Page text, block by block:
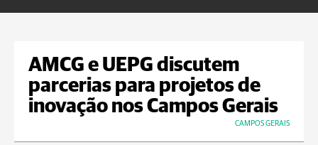
AMCG e UEPG discutem
parcerias para projetos de
inovação nos Campos Gerais
CAMPOS GERAIS